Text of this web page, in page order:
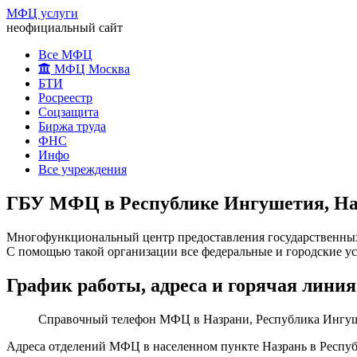
МФЦ услуги
неофициальный сайт
Все МФЦ
МФЦ Москва
БТИ
Росреестр
Соцзащита
Биржа труда
ФНС
Инфо
Все учреждения
ГБУ МФЦ в Республике Ингушетия,
Многофункциональный центр предоставления
С помощью такой организации все федеральные и городские
График работы, адреса и горячая линия
Справочный телефон МФЦ в Назрани, Республика
Адреса отделений МФЦ в населенном пункте Назрань в